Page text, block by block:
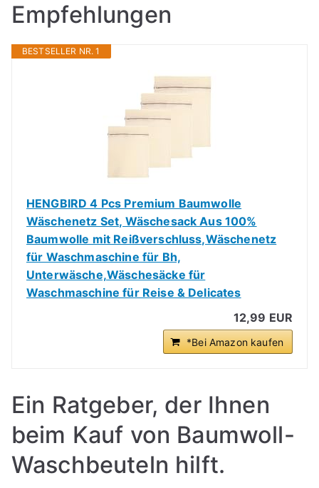
Empfehlungen
BESTSELLER NR. 1
HENGBIRD 4 Pcs Premium Baumwolle
Wäschenetz Set, Wäschesack Aus 100%
Baumwolle mit Reißverschluss,Wäschenetz
für Waschmaschine für Bh,
Unterwäsche,Wäschesäcke für
Waschmaschine für Reise & Delicates
12,99 EUR
*Bei Amazon kaufen
Ein Ratgeber, der Ihnen
beim Kauf von Baumwoll-
Waschbeuteln hilft.